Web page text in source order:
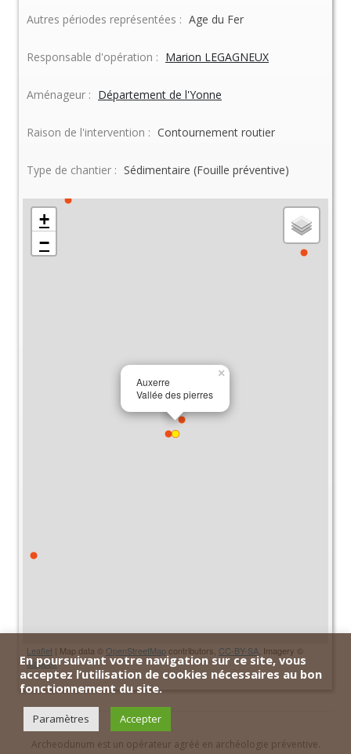
Autres périodes représentées : Age du Fer
Responsable d'opération : Marion LEGAGNEUX
Aménageur : Département de l'Yonne
Raison de l'intervention : Contournement routier
Type de chantier : Sédimentaire (Fouille préventive)
Auxerre
Vallée des pierres
×
+
−
Leaflet | Map data © OpenStreetMapcontributors, CC-BY-SA , Imagery ©
Mapbox
Archeodunum est un opérateur agréé en archéologie préventive.
En poursuivant votre navigation sur ce site, vous
acceptez l’utilisation de cookies nécessaires au bon
fonctionnement du site.
Paramètres Accepter